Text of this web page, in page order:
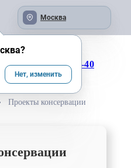
Москва
8 800 333-25-40
Проекты консервации
?
Нет, изменить